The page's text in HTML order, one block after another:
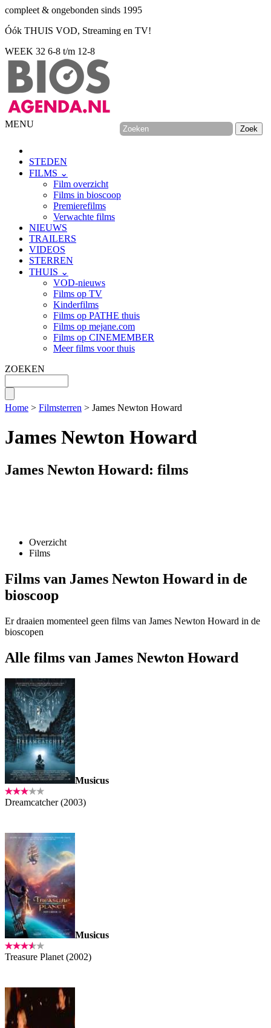
compleet & ongebonden sinds 1995
Óók THUIS VOD, Streaming en TV!
WEEK 32 6-8 t/m 12-8
MENU
STEDEN
FILMS ⌄
Film overzicht
Films in bioscoop
Premierefilms
Verwachte films
NIEUWS
TRAILERS
VIDEOS
STERREN
THUIS ⌄
VOD-nieuws
Films op TV
Kinderfilms
Films op PATHE thuis
Films op mejane.com
Films op CINEMEMBER
Meer films voor thuis
ZOEKEN
Home > Filmsterren > James Newton Howard
James Newton Howard
James Newton Howard: films
Overzicht
Films
Films van James Newton Howard in de
bioscoop
Er draaien momenteel geen films van James Newton Howard in de
bioscopen
Alle films van James Newton Howard
Musicus
Dreamcatcher (2003)
Musicus
Treasure Planet (2002)